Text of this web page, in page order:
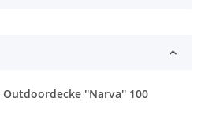
''Narva'' 100